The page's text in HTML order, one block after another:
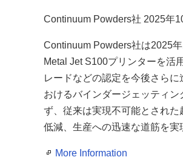
Continuum Powders社 2025年
Continuum Powders社は2025
Metal Jet S100プリンターを活
レードなどの認定を今後さら
おけるバインダージェッティ
ず、従来は実現不可能とされ
低減、生産への迅速な道筋を実
More Information